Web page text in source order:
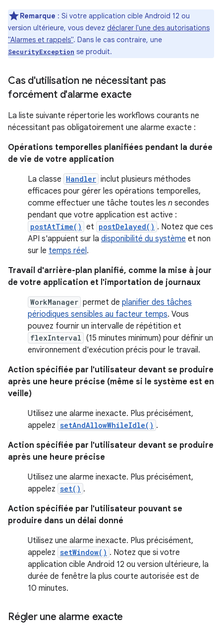
Remarque : Si votre application cible Android 12 ou
version ultérieure, vous devez déclarer l'une des autorisations
"Alarmes et rappels". Dans le cas contraire, une
SecurityException se produit.
Cas d'utilisation ne nécessitant pas
forcément d'alarme exacte
La liste suivante répertorie les workflows courants ne
nécessitant pas obligatoirement une alarme exacte :
Opérations temporelles planifiées pendant la durée
de vie de votre application
La classe Handler inclut plusieurs méthodes
efficaces pour gérer les opérations temporelles,
comme effectuer une tâche toutes les n secondes
pendant que votre application est active :
postAtTime() et postDelayed() . Notez que ces
API s'appuient sur la disponibilité du système et non
sur le temps réel.
Travail d'arrière-plan planifié, comme la mise à jour
de votre application et l'importation de journaux
WorkManager permet de planifier des tâches
périodiques sensibles au facteur temps. Vous
pouvez fournir un intervalle de répétition et
flexInterval (15 minutes minimum) pour définir un
environnement d'exécution précis pour le travail.
Action spécifiée par l'utilisateur devant se produire
après une heure précise (même si le système est en
veille)
Utilisez une alarme inexacte. Plus précisément,
appelez setAndAllowWhileIdle() .
Action spécifiée par l'utilisateur devant se produire
après une heure précise
Utilisez une alarme inexacte. Plus précisément,
appelez set() .
Action spécifiée par l'utilisateur pouvant se
produire dans un délai donné
Utilisez une alarme inexacte. Plus précisément,
appelez setWindow() . Notez que si votre
application cible Android 12 ou version ultérieure, la
durée de fenêtre la plus courte autorisée est de
10 minutes.
Régler une alarme exacte